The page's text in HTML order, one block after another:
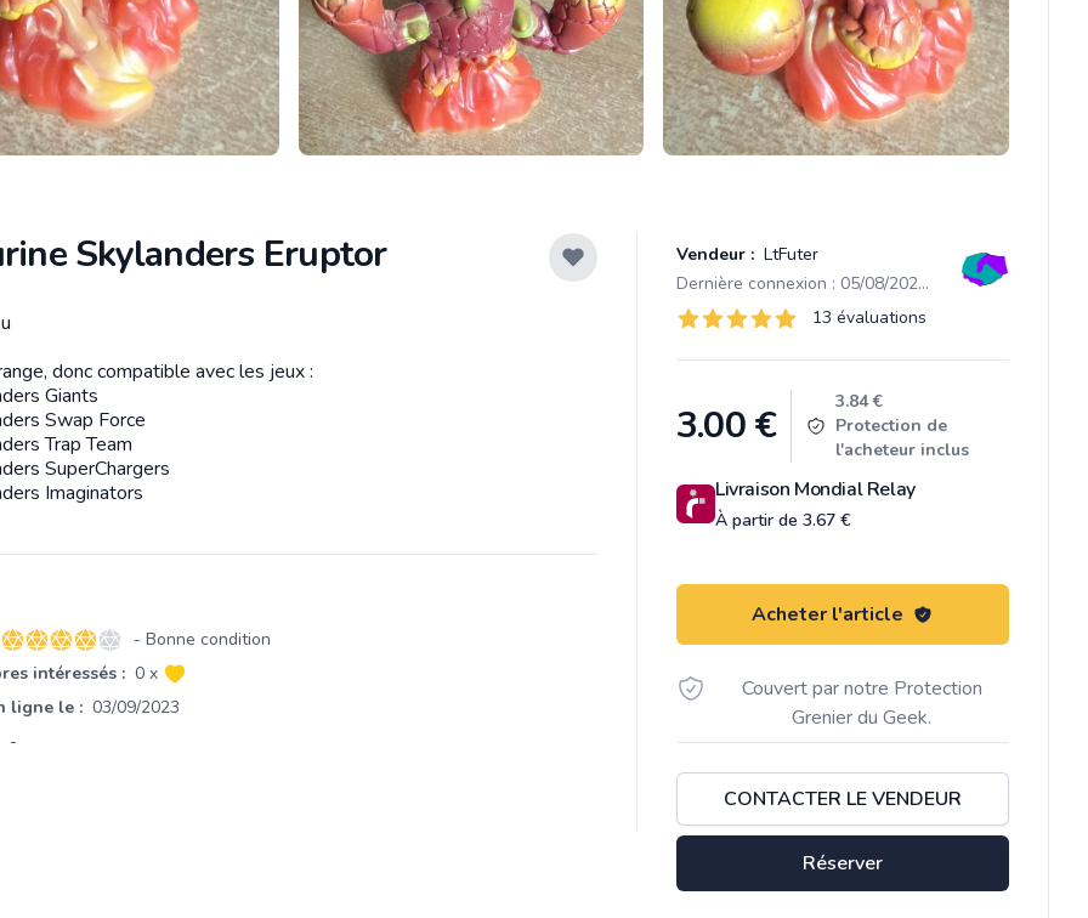
Skylanders Eruptor Vendeur : LtFuter
Dernière connexion : 05/08/2026 19:21
Évaluations
13 sur 5 étoiles 13 évaluations
Product information
3.00€
3.84 €
Protection de
l'acheteur inclus
Livraison Mondial Relay
À partir de 3.67 €
Acheter l'article
Couvert par notre Protection
Grenier du Geek.
CONTACTER LE VENDEUR
Réserver
donc compatible avec les jeux :
Giants
Swap Force
Trap Team
SuperChargers
Imaginators
4 sur 5 étoiles
- Bonne condition
intéressés : 0 x
ligne le : 03/09/2023
-